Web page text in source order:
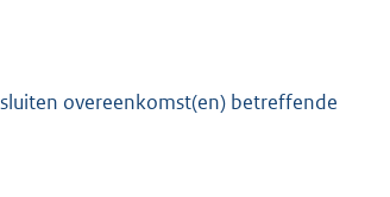
overeenkomst(en) betreffende